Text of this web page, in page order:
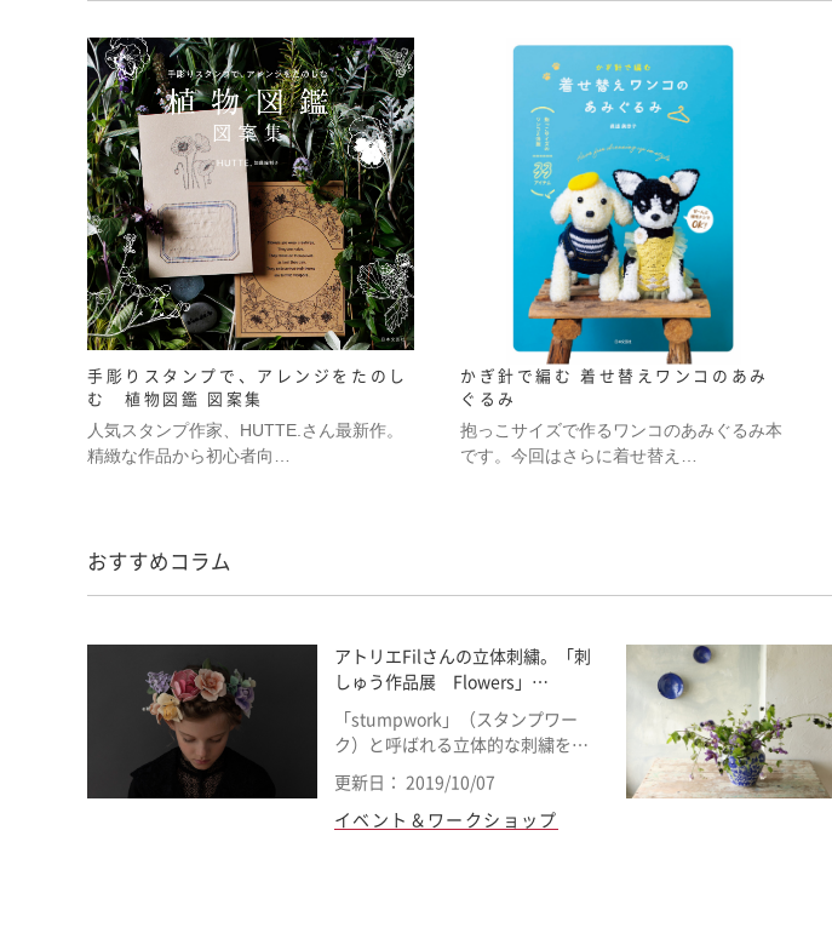
手彫りスタンプで、アレンジをたのし
む 植物図鑑 図案集
人気スタンプ作家、HUTTE.さん最新作。
精緻な作品から初心者向…
かぎ針で編む 着せ替えワンコのあみ
ぐるみ
抱っこサイズで作るワンコのあみぐるみ本
です。今回はさらに着せ替え…
おすすめコラム
アトリエFilさんの立体刺繍。「刺
しゅう作品展 Flowers」…
「stumpwork」（スタンプワー
ク）と呼ばれる立体的な刺繍を…
更新日： 2019/10/07
イベント＆ワークショップ